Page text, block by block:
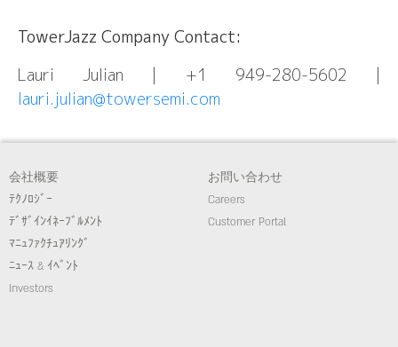
TowerJazz Company Contact:
Lauri Julian | +1 949-280-5602 |
lauri.julian@towersemi.com
会社概要
ﾃｸﾉﾛｼﾞｰ
ﾃﾞｻﾞｲﾝｲﾈｰﾌﾞﾙﾒﾝﾄ
ﾏﾆｭﾌｧｸﾁｭｱﾘﾝｸﾞ
ﾆｭｰｽ & ｲﾍﾞﾝﾄ
Investors
お問い合わせ
Careers
Customer Portal